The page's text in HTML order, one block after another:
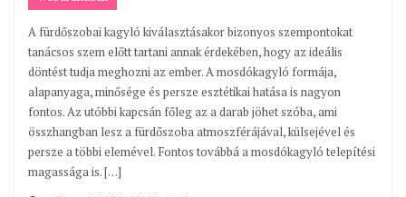
A fürdőszobai kagyló kiválasztásakor bizonyos szempontokat
tanácsos szem előtt tartani annak érdekében, hogy az ideális
döntést tudja meghozni az ember. A mosdókagyló formája,
alapanyaga, minősége és persze esztétikai hatása is nagyon
fontos. Az utóbbi kapcsán főleg az a darab jöhet szóba, ami
összhangban lesz a fürdőszoba atmoszférájával, külsejével és
persze a többi elemével. Fontos továbbá a mosdókagyló telepítési
magassága is. […]